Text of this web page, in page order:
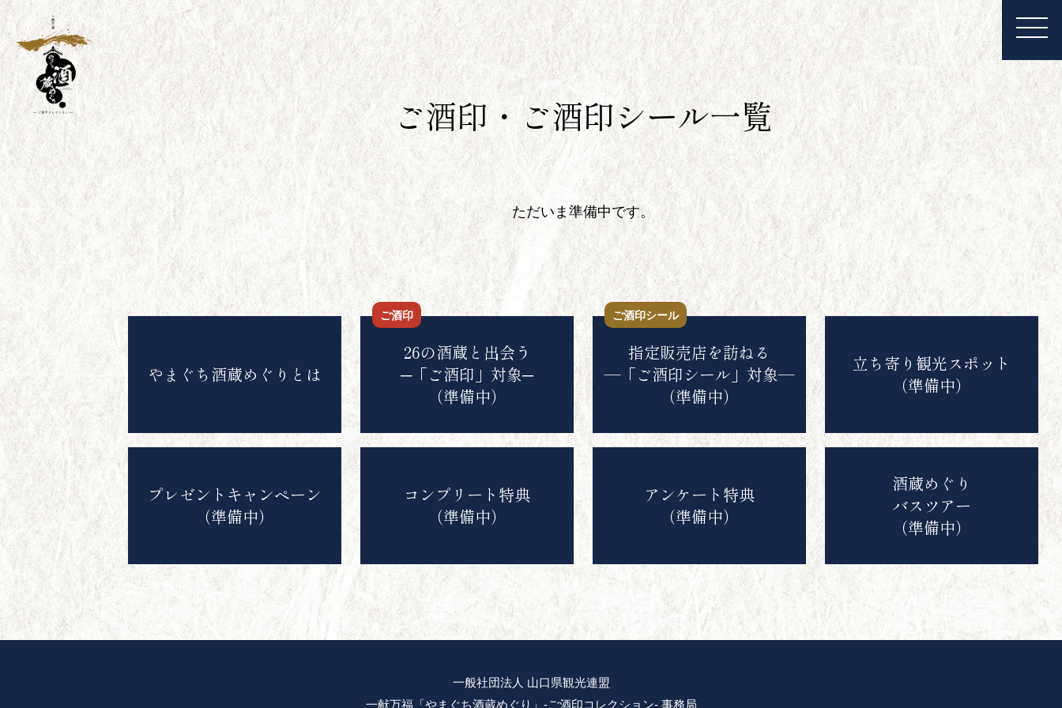
ご酒印・ご酒印シール一覧
ただいま準備中です。
やまぐち酒蔵めぐりとは
ご酒印
26の酒蔵と出会う
─「ご酒印」対象─
（準備中）
ご酒印シール
指定販売店を訪ねる
―「ご酒印シール」対象―
（準備中）
立ち寄り観光スポット
（準備中）
プレゼントキャンペーン
（準備中）
コンプリート特典
（準備中）
アンケート特典
（準備中）
酒蔵めぐり
バスツアー
（準備中）
一般社団法人 山口県観光連盟
一献万福「やまぐち酒蔵めぐり」-ご酒印コレクション- 事務局